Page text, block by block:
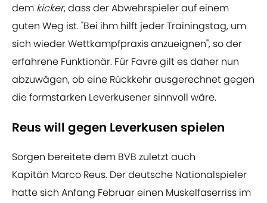
dem kicker, dass der Abwehrspieler auf einem
guten Weg ist. "Bei ihm hilft jeder Trainingstag, um
sich wieder Wettkampfpraxis anzueignen", so der
erfahrene Funktionär. Für Favre gilt es daher nun
abzuwägen, ob eine Rückkehr ausgerechnet gegen
die formstarken Leverkusener sinnvoll wäre.
Reus will gegen Leverkusen spielen
Sorgen bereitete dem BVB zuletzt auch
Kapitän Marco Reus. Der deutsche Nationalspieler
hatte sich Anfang Februar einen Muskelfaserriss im